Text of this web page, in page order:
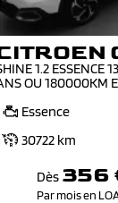
1.2 ESSENCE
OU 180000KM
Essence
30722 km
Dès 356
Par mois en